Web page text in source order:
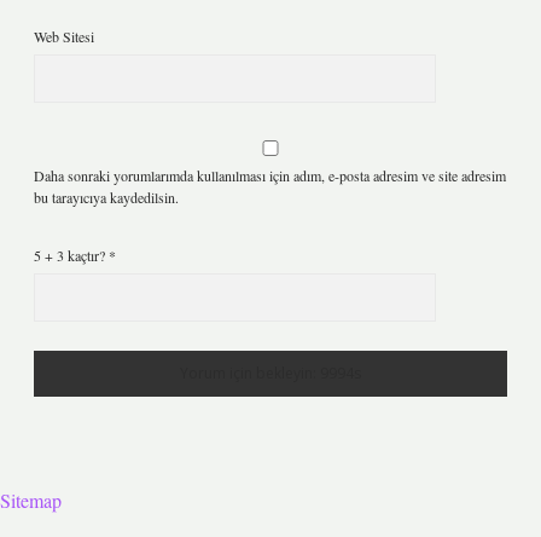
Web Sitesi
Daha sonraki yorumlarımda kullanılması için adım, e-posta adresim ve site adresim
bu tarayıcıya kaydedilsin.
5 + 3 kaçtır? *
Sitemap